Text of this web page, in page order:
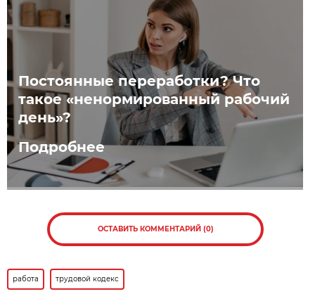
Постоянные переработки? Что
такое «ненормированный рабочий
день»?
Подробнее
ОСТАВИТЬ КОММЕНТАРИЙ (0)
работа трудовой кодекс